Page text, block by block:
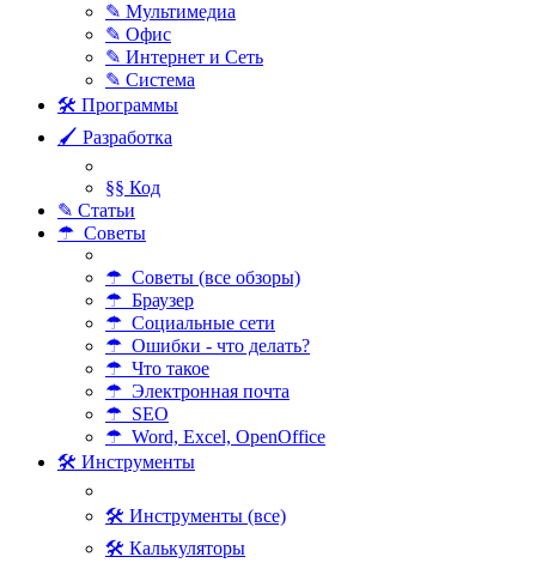
✎ Мультимедиа
✎ Офис
✎ Интернет и Сеть
✎ Система
🛠 Программы
🖌 Разработка
§§ Код
✎ Статьи
☂ Советы
☂ Советы (все обзоры)
☂ Браузер
☂ Социальные сети
☂ Ошибки - что делать?
☂ Что такое
☂ Электронная почта
☂ SEO
☂ Word, Excel, OpenOffice
🛠 Инструменты
🛠 Инструменты (все)
🛠 Калькуляторы